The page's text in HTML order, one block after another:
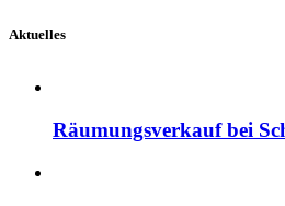
Aktuelles
Räumungsverkauf bei